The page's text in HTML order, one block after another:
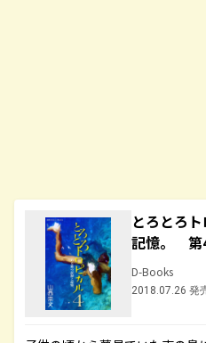
とろとろ
記憶。 第
D-Books
2018.07.26 発